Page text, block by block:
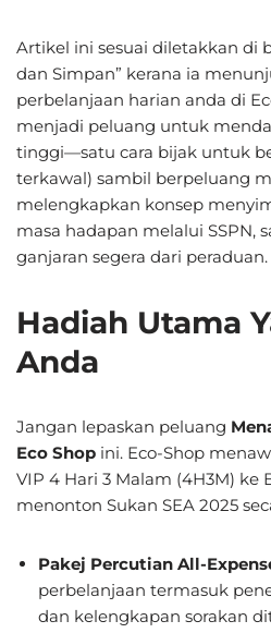
Artikel ini sesuai diletakkan di
dan Simpan” kerana ia
perbelanjaan harian anda di
menjadi peluang untuk
tinggi—satu cara bijak untuk
terkawal) sambil berpeluang
melengkapkan konsep
masa hadapan melalui SSPN,
ganjaran segera dari peraduan.
Hadiah Utama
Anda
Jangan lepaskan peluang
Eco Shop ini. Eco-Shop
VIP 4 Hari 3 Malam (4H3M) ke
menonton Sukan SEA 2025
Pakej Percutian All-
perbelanjaan termasuk
dan kelengkapan sorakan